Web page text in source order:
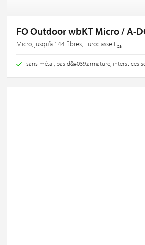
FO Outdoor wbKT Micro / A-
Micro, jusqu’à 144 fibres, Euroclasse Fca
sans métal, pas d&#039;armature, interstices